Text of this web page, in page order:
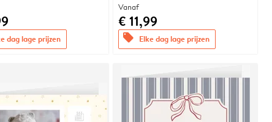
dag lage prijzen
Vanaf
€ 11,99
offers Elke dag lage prijzen